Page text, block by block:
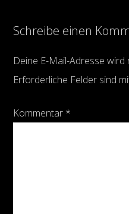
Schreibe einen
Deine E-Mail-Adresse
Erforderliche Felder sind
Kommentar *